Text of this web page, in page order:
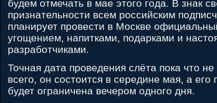
будем отмечать в мае этого года. В знак
признательности всем российским
планирует провести в Москве
угощением, напитками, подарками и
разработчиками.
Точная дата проведения слёта пока что
всего, он состоится в середине мая, а его
будет ограничена вечером одного дня.